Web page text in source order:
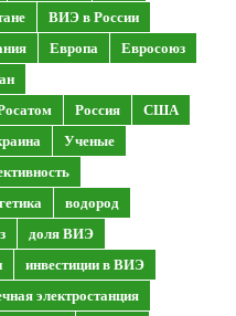
ВИЭ в России
Европа
Евросоюз
Россия
США
Ученые
водород
доля ВИЭ
инвестиции в ВИЭ
электростанция